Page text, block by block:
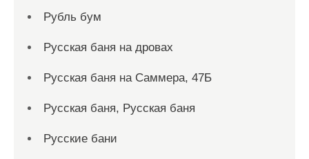
Рубль бум
Русская баня на дровах
Русская баня на Саммера, 47Б
Русская баня, Русская баня
Русские бани